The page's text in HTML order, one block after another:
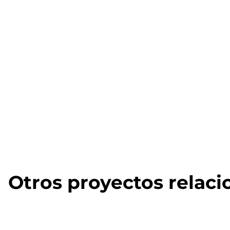
Otros proyectos